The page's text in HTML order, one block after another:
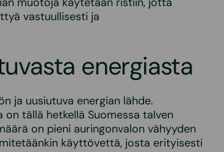
vastuullisesti ja
energiasta
ja uusiutuva energian lähde.
tällä hetkellä Suomessa talven
on pieni auringonvalon vähyyden
käyttövettä, josta erityisesti